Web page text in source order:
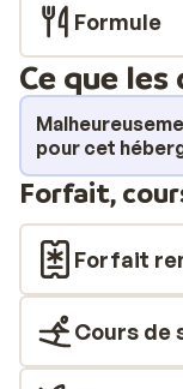
des vacances au
pistes,
l’hôtel. Les
entretenues,
bain privative.
déjeuner buffet
optez pour la
également
spécialités
Coray est un
un hébergement
centre-ville.
Formule
Ce que
pour cet
Forfait,
Forfait
Cours de